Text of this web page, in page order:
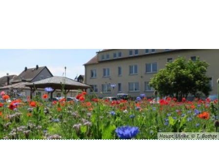
Haupt, Ulrike, © T. Bathge